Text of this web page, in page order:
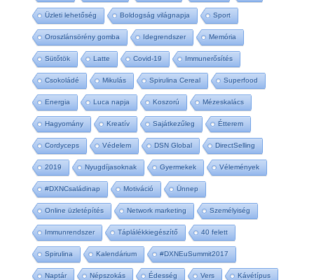
Üzleti lehetőség Boldogság világnapja Sport
Oroszlánsörény gomba Idegrendszer Memória
Sütőtök Latte Covid-19 Immunerősítés
Csokoládé Mikulás Spirulina Cereal Superfood
Energia Luca napja Koszorú Mézeskalács
Hagyomány Kreatív Sajátkezűleg Étterem
Cordyceps Védelem DSN Global DirectSelling
2019 Nyugdíjasoknak Gyermekek Vélemények
#DXNCsaládinap Motiváció Ünnep
Online üzletépítés Network marketing Személyiség
Immunrendszer Táplálékkiegészítő 40 felett
Spirulina Kalendárium #DXNEuSummit2017
Naptár Népszokás Édesség Vers Kávétípus